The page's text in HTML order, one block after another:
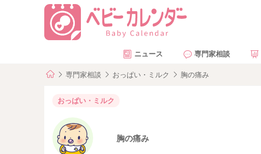
ニュース 専門家相談
専門家相談 おっぱい・ミルク 胸の痛み
おっぱい・ミルク
胸の痛み